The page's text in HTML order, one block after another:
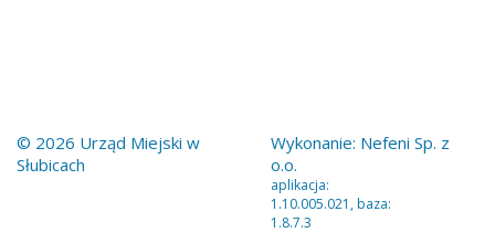
© 2026 Urząd Miejski w
Słubicach
Wykonanie: Nefeni Sp. z
o.o.
aplikacja:
1.10.005.021, baza:
1.8.7.3